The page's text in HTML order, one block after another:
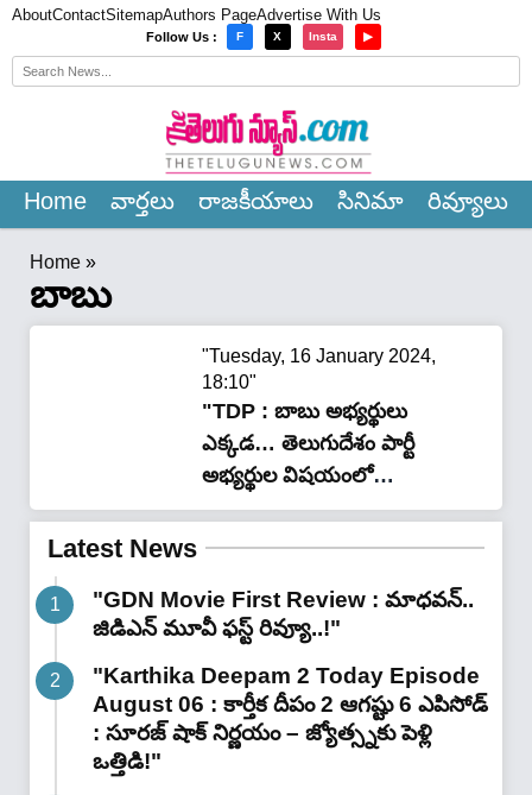
AboutContactSitemapAuthors PageAdvertise With Us
Follow Us : F X Insta ▶
Home వార్త‌లు రాజ‌కీయాలు సినిమా రివ్యూలు
Home »
బాబు
"Tuesday, 16 January 2024,
18:10"
"TDP : బాబు అభ్యర్థులు
ఎక్కడ… తెలుగుదేశం పార్టీ
అభ్యర్థుల విషయంలో
డైల‌మా..?"
Latest News
"GDN Movie First Review : మాధవన్..
జిడిఎన్ మూవీ ఫ‌స్ట్ రివ్యూ..!"
"Karthika Deepam 2 Today Episode
August 06 : కార్తీక దీపం 2 ఆగష్టు 6 ఎపిసోడ్
: సూరజ్ షాక్ నిర్ణయం – జ్యోత్స్నకు పెళ్లి
ఒత్తిడి!"